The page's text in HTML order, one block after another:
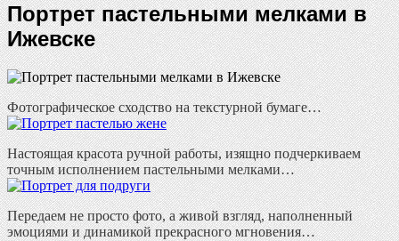
Портрет пастельными мелками в
Ижевске
Фотографическое сходство на текстурной бумаге…
Настоящая красота ручной работы, изящно подчеркиваем
точным исполнением пастельными мелками…
Передаем не просто фото, а живой взгляд, наполненный
эмоциями и динамикой прекрасного мгновения…